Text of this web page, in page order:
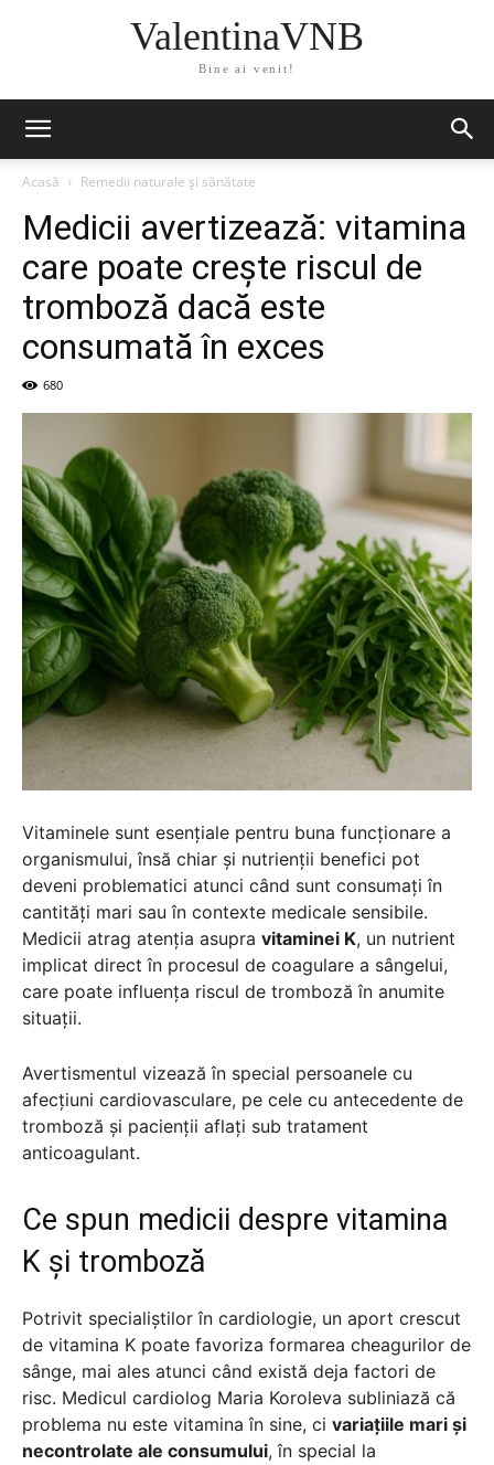
ValentinaVNB
Bine ai venit!
Acasă Remedii naturale și sănătate
Medicii avertizează: vitamina
care poate crește riscul de
tromboză dacă este
consumată în exces
680
Vitaminele sunt esențiale pentru buna funcționare a
organismului, însă chiar și nutrienții benefici pot
deveni problematici atunci când sunt consumați în
cantități mari sau în contexte medicale sensibile.
Medicii atrag atenția asupra vitaminei K, un nutrient
implicat direct în procesul de coagulare a sângelui,
care poate influența riscul de tromboză în anumite
situații.
Avertismentul vizează în special persoanele cu
afecțiuni cardiovasculare, pe cele cu antecedente de
tromboză și pacienții aflați sub tratament
anticoagulant.
Ce spun medicii despre vitamina
K și tromboză
Potrivit specialiștilor în cardiologie, un aport crescut
de vitamina K poate favoriza formarea cheagurilor de
sânge, mai ales atunci când există deja factori de
risc. Medicul cardiolog Maria Koroleva subliniază că
problema nu este vitamina în sine, ci variațiile mari și
necontrolate ale consumului, în special la